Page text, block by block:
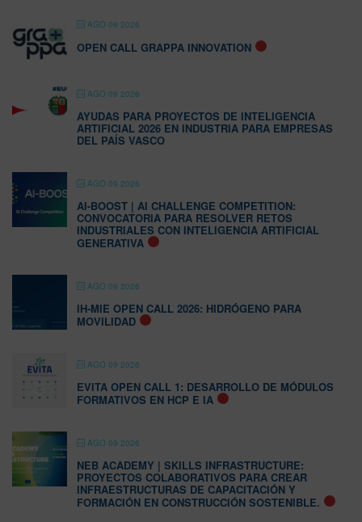
AGO 09 2026
OPEN CALL GRAPPA INNOVATION
AGO 09 2026
AYUDAS PARA PROYECTOS DE INTELIGENCIA
ARTIFICIAL 2026 EN INDUSTRIA PARA EMPRESAS
DEL PAÍS VASCO
AGO 09 2026
AI-BOOST | AI CHALLENGE COMPETITION:
CONVOCATORIA PARA RESOLVER RETOS
INDUSTRIALES CON INTELIGENCIA ARTIFICIAL
GENERATIVA
AGO 09 2026
IH-MIE OPEN CALL 2026: HIDRÓGENO PARA
MOVILIDAD
AGO 09 2026
EVITA OPEN CALL 1: DESARROLLO DE MÓDULOS
FORMATIVOS EN HCP E IA
AGO 09 2026
NEB ACADEMY | SKILLS INFRASTRUCTURE:
PROYECTOS COLABORATIVOS PARA CREAR
INFRAESTRUCTURAS DE CAPACITACIÓN Y
FORMACIÓN EN CONSTRUCCIÓN SOSTENIBLE.